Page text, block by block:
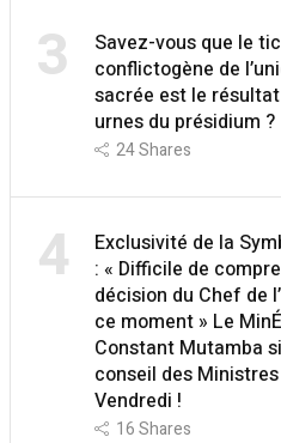
3
Savez-vous que le
conflictogène de
sacrée est le
urnes du présidium ?
24Shares
4
Exclusivité de la
: « Difficile de
décision du Chef de
ce moment » Le
Constant Mutamba
conseil des
Vendredi !
16Shares